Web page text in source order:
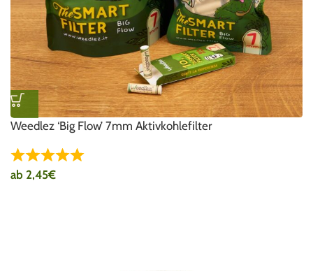
Weedlez ‘Big Flow’ 7mm Aktivkohlefilter
ab 2,45€